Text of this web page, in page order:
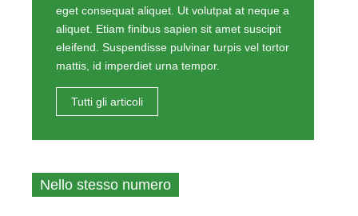
eget consequat aliquet. Ut volutpat at neque a
aliquet. Etiam finibus sapien sit amet suscipit
eleifend. Suspendisse pulvinar turpis vel tortor
mattis, id imperdiet urna tempor.
Tutti gli articoli
Nello stesso numero